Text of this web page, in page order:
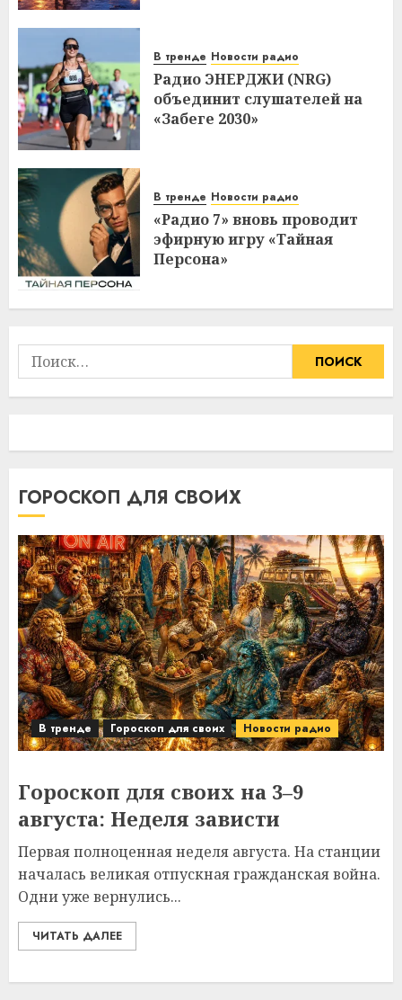
В тренде Новости радио
Радио ЭНЕРДЖИ (NRG)
объединит слушателей на
«Забеге 2030»
В тренде Новости радио
«Радио 7» вновь проводит
эфирную игру «Тайная
Персона»
Найти:
ГОРОСКОП ДЛЯ СВОИХ
В тренде Гороскоп для своих Новости радио
Гороскоп для своих на 3–9
августа: Неделя зависти
Первая полноценная неделя августа. На станции
началась великая отпускная гражданская война.
Одни уже вернулись...
ЧИТАТЬ ДАЛЕЕ